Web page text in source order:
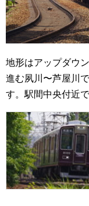
地形はアップダウ
進む夙川〜芦屋川
す。駅間中央付近